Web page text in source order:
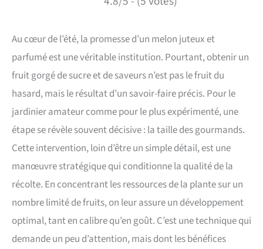
Au cœur de l’été, la promesse d’un melon juteux et
parfumé est une véritable institution. Pourtant, obtenir un
fruit gorgé de sucre et de saveurs n’est pas le fruit du
hasard, mais le résultat d’un savoir-faire précis. Pour le
jardinier amateur comme pour le plus expérimenté, une
étape se révèle souvent décisive : la taille des gourmands.
Cette intervention, loin d’être un simple détail, est une
manœuvre stratégique qui conditionne la qualité de la
récolte. En concentrant les ressources de la plante sur un
nombre limité de fruits, on leur assure un développement
optimal, tant en calibre qu’en goût. C’est une technique qui
demande un peu d’attention, mais dont les bénéfices